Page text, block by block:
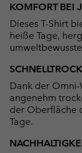
KOMFORT BEI
Dieses T-Shirt
heiße Tage,
Dank der
angenehm
der Oberfläche
Tage.